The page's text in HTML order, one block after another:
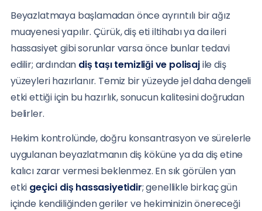
Beyazlatmaya başlamadan önce ayrıntılı bir ağız
muayenesi yapılır. Çürük, diş eti iltihabı ya da ileri
hassasiyet gibi sorunlar varsa önce bunlar tedavi
edilir; ardından diş taşı temizliği ve polisajile diş
yüzeyleri hazırlanır. Temiz bir yüzeyde jel daha dengeli
etki ettiği için bu hazırlık, sonucun kalitesini doğrudan
belirler.
Hekim kontrolünde, doğru konsantrasyon ve sürelerle
uygulanan beyazlatmanın diş köküne ya da diş etine
kalıcı zarar vermesi beklenmez. En sık görülen yan
etki geçici diş hassasiyetidir; genellikle birkaç gün
içinde kendiliğinden geriler ve hekiminizin önereceği